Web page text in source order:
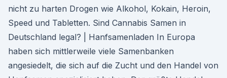
nicht zu harten Drogen wie Alkohol, Kokain, Heroin,
Speed und Tabletten. Sind Cannabis Samen in
Deutschland legal? | Hanfsamenladen In Europa
haben sich mittlerweile viele Samenbanken
angesiedelt, die sich auf die Zucht und den Handel von